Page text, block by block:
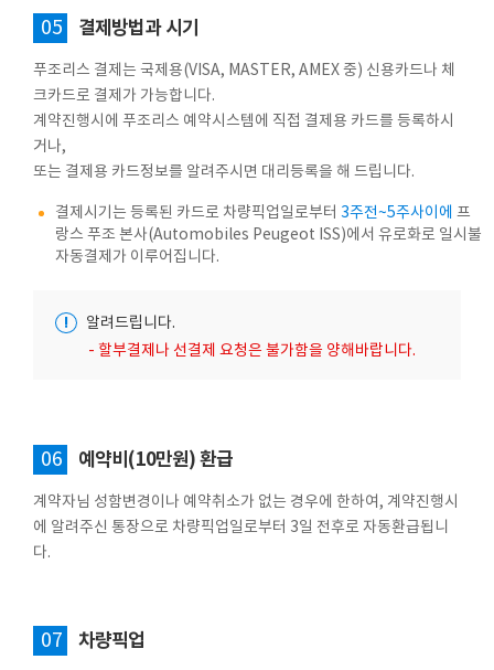
05 결제방법과 시기
푸조리스 결제는 국제용(VISA, MASTER, AMEX 중) 신용카드나 체
크카드로 결제가 가능합니다.
계약진행시에 푸조리스 예약시스템에 직접 결제용 카드를 등록하시
거나,
또는 결제용 카드정보를 알려주시면 대리등록을 해 드립니다.
결제시기는 등록된 카드로 차량픽업일로부터 3주전~5주사이에 프
랑스 푸조 본사(Automobiles Peugeot ISS)에서 유로화로 일시불
자동결제가 이루어집니다.
!
알려드립니다.
- 할부결제나 선결제 요청은 불가함을 양해바랍니다.
06 예약비(10만원) 환급
계약자님 성함변경이나 예약취소가 없는 경우에 한하여, 계약진행시
에 알려주신 통장으로 차량픽업일로부터 3일 전후로 자동환급됩니
다.
07 차량픽업